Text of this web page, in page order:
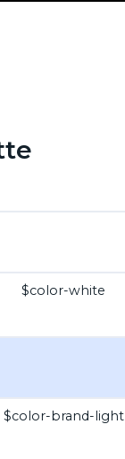
$color-white
$color-brand-light